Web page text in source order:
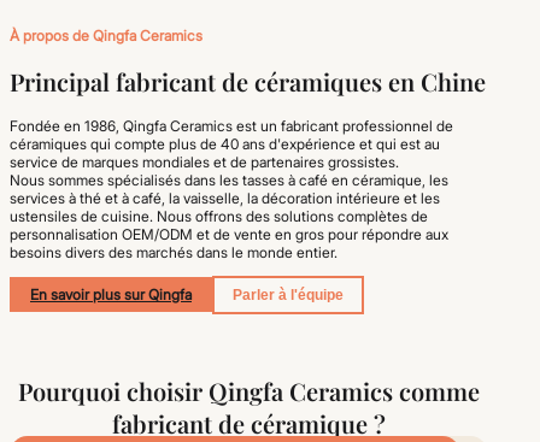
À propos de Qingfa Ceramics
Principal fabricant de céramiques en Chine
Fondée en 1986, Qingfa Ceramics est un fabricant professionnel de
céramiques qui compte plus de 40 ans d'expérience et qui est au
service de marques mondiales et de partenaires grossistes.
Nous sommes spécialisés dans les tasses à café en céramique, les
services à thé et à café, la vaisselle, la décoration intérieure et les
ustensiles de cuisine. Nous offrons des solutions complètes de
personnalisation OEM/ODM et de vente en gros pour répondre aux
besoins divers des marchés dans le monde entier.
En savoir plus sur Qingfa Parler à l'équipe
Pourquoi choisir Qingfa Ceramics comme
fabricant de céramique ?